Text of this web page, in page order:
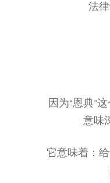
法
因为“恩典”
意味
它意味着：